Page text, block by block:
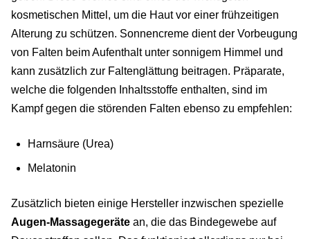
kosmetischen Mittel, um die Haut vor einer frühzeitigen
Alterung zu schützen. Sonnencreme dient der Vorbeugung
von Falten beim Aufenthalt unter sonnigem Himmel und
kann zusätzlich zur Faltenglättung beitragen. Präparate,
welche die folgenden Inhaltsstoffe enthalten, sind im
Kampf gegen die störenden Falten ebenso zu empfehlen:
Harnsäure (Urea)
Melatonin
Zusätzlich bieten einige Hersteller inzwischen spezielle
Augen-Massagegeräte an, die das Bindegewebe auf